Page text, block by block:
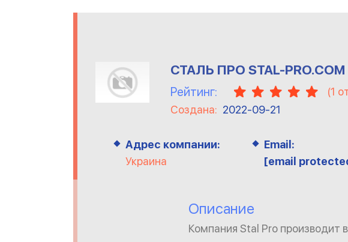
СТАЛЬ ПРО STAL-PRO.COM
Рейтинг: (1
Создана: 2022-09-21
Адрес компании:
Украина
Email:
[email
Описание
Компания Stal Pro производит